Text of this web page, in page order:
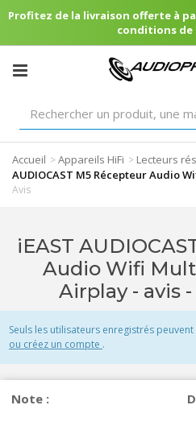
Profitez de la livraison offerte à
conditions de
Accueil >Appareils HiFi > Lecteurs
AUDIOCAST M5 Récepteur Audio
Avis
iEAST
Audio Wifi
Airplay - avis
Seuls les utilisateurs enregistrés
ou créez un compte .
Note :